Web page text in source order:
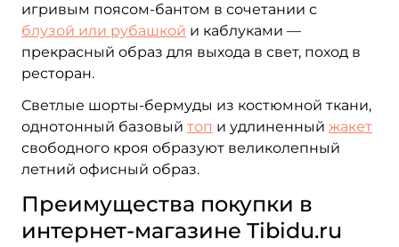
игривым поясом-бантом в сочетании с
блузой или рубашкой и каблуками —
прекрасный образ для выхода в свет, поход в
ресторан.
Светлые шорты-бермуды из костюмной ткани,
однотонный базовый топ и удлиненный жакет
свободного кроя образуют великолепный
летний офисный образ.
Преимущества покупки в
интернет-магазине Tibidu.ru